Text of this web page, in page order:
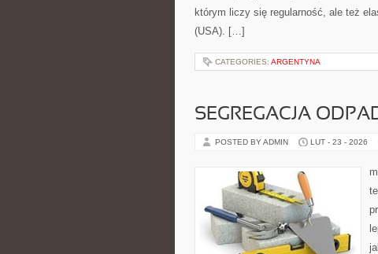
którym liczy się regularność, ale też
(USA). […]
CATEGORIES: ARGENTYNA
SEGREGACJA
POSTED BY ADMIN LUT - 23 - 2026